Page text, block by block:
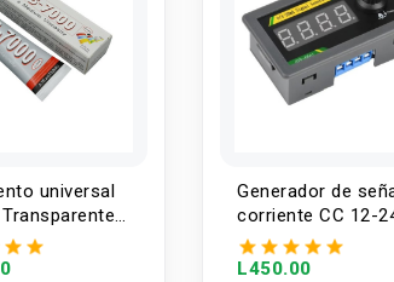
universal
Generador de
corriente CC 12-
0/4-20mA QYF-
L450.00